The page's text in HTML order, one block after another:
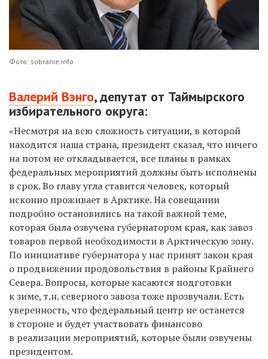
Фото: sobranie.info
Валерий Вэнго, депутат от Таймырского
избирательного округа:
«Несмотря на всю сложность ситуации, в которой
находится наша страна, президент сказал, что ничего
на потом не откладывается, все планы в рамках
федеральных мероприятий должны быть исполнены
в срок. Во главу угла ставится человек, который
исконно проживает в Арктике. На совещании
подробно остановились на такой важной теме,
которая была озвучена губернатором края, как завоз
товаров первой необходимости в Арктическую зону.
По инициативе губернатора у нас принят закон края
о продвижении продовольствия в районы Крайнего
Севера. Вопросы, которые касаются подготовки
к зиме, т.н. северного завоза тоже прозвучали. Есть
уверенность, что федеральный центр не останется
в стороне и будет участвовать финансово
в реализации мероприятий, которые были озвучены
президентом.